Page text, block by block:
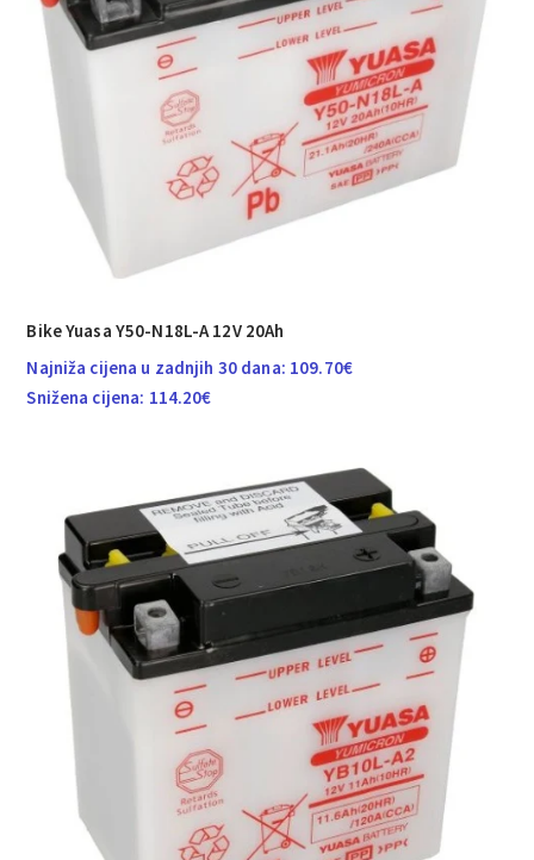
Bike Yuasa Y50-N18L-A 12V 20Ah
Najniža cijena u zadnjih 30 dana: 109.70€
Snižena cijena: 114.20€